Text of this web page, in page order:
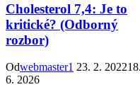
Cholesterol 7,4: Je to
kritické? (Odborný
rozbor)
Odwebmaster1 23. 2. 202218.
6. 2026